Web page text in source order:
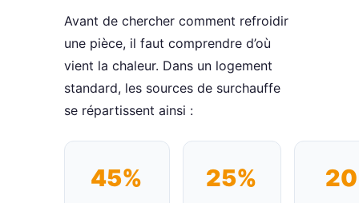
Avant de chercher comment refroidir
une pièce, il faut comprendre d’où
vient la chaleur. Dans un logement
standard, les sources de surchauffe
se répartissent ainsi :
45% 25%